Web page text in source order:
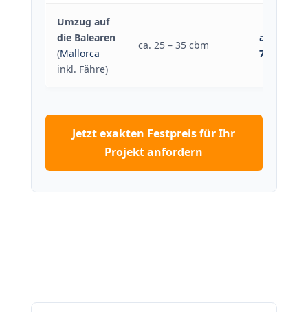
Umzug auf
die Balearen
(Mallorca
inkl. Fähre)
ca. 25 – 35 cbm
ab 3.800 €
7.500 €
Jetzt exakten Festpreis für Ihr
Projekt anfordern